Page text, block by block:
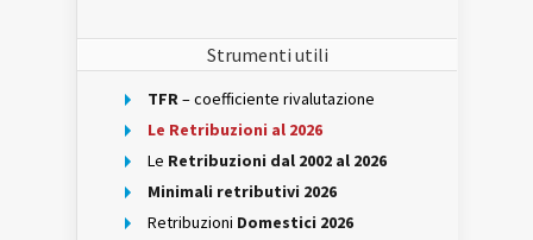
Strumenti utili
TFR– coefficiente rivalutazione
Le Retribuzioni al 2026
Le Retribuzioni dal 2002 al 2026
Minimali retributivi 2026
Retribuzioni Domestici 2026